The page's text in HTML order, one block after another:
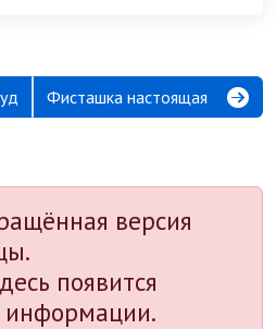
Фисташка настоящая
версия
появится
информации.